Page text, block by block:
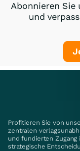
Abonnieren
und
Profitieren Sie von
zentralen
und fundierten
strategische